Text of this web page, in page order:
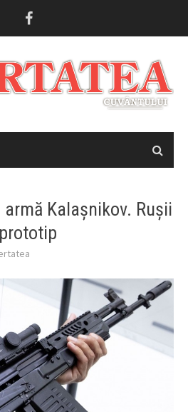
Kalașnikov. Rușii